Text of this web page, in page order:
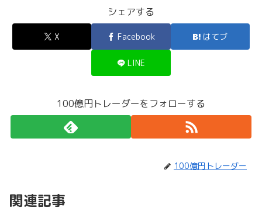
シェアする
X Facebook はてブ
LINE
100億円トレーダーをフォローする
100億円トレーダー
関連記事